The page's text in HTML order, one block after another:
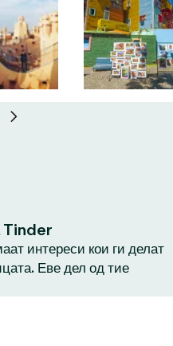
Tinder
интереси кои ги делат
Еве дел од тие